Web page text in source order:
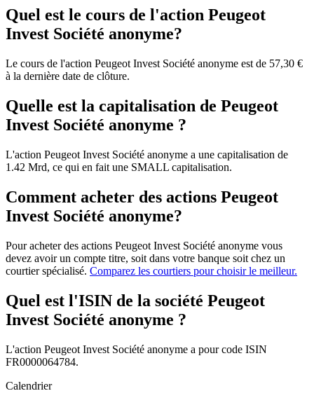
Quel est le cours de l'action Peugeot
Invest Société anonyme?
Le cours de l'action Peugeot Invest Société anonyme est de 57,30 €
à la dernière date de clôture.
Quelle est la capitalisation de Peugeot
Invest Société anonyme ?
L'action Peugeot Invest Société anonyme a une capitalisation de
1.42 Mrd, ce qui en fait une SMALL capitalisation.
Comment acheter des actions Peugeot
Invest Société anonyme?
Pour acheter des actions Peugeot Invest Société anonyme vous
devez avoir un compte titre, soit dans votre banque soit chez un
courtier spécialisé. Comparez les courtiers pour choisir le meilleur.
Quel est l'ISIN de la société Peugeot
Invest Société anonyme ?
L'action Peugeot Invest Société anonyme a pour code ISIN
FR0000064784.
Calendrier